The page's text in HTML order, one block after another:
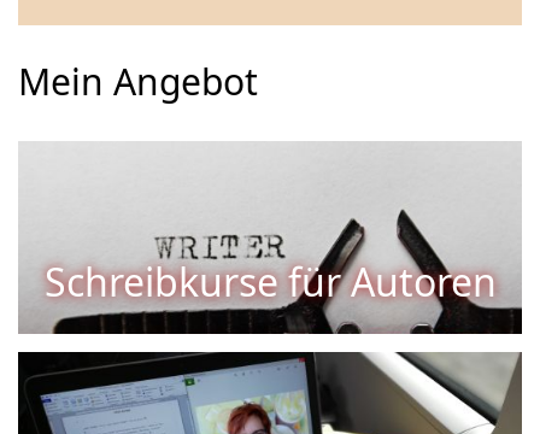
Mein Angebot
Kooperationen mit Freunden
Schreibkurse für Autoren
Weltweit per Video Konferenz